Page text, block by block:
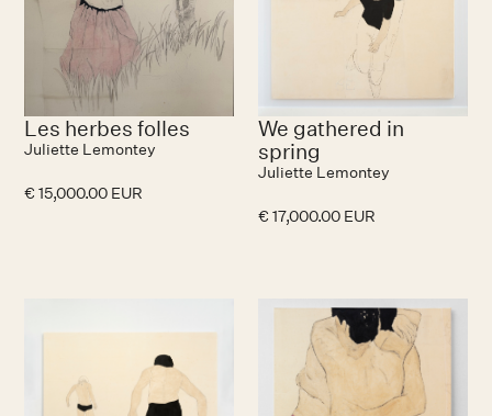
Les herbes folles
Juliette Lemontey
€ 15,000.00 EUR
We gathered in
spring
Juliette Lemontey
€ 17,000.00 EUR